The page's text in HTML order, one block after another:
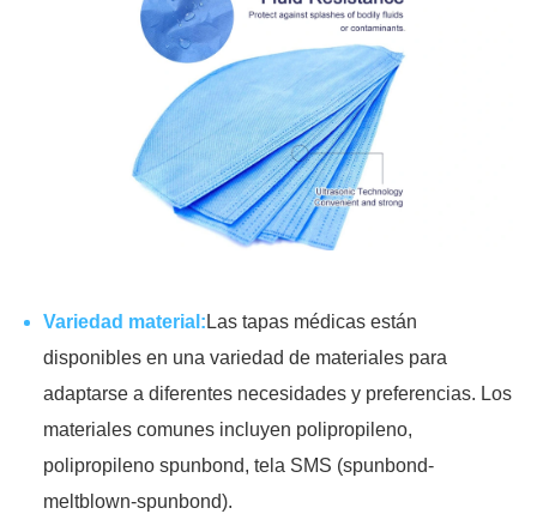
Variedad material: Las tapas médicas están
disponibles en una variedad de materiales para
adaptarse a diferentes necesidades y preferencias. Los
materiales comunes incluyen polipropileno,
polipropileno spunbond, tela SMS (spunbond-
meltblown-spunbond).